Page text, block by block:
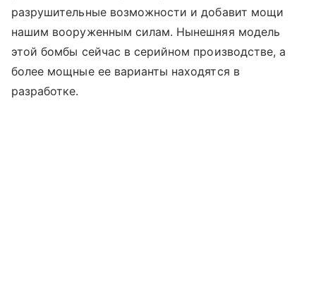
разрушительные возможности и добавит мощи
нашим вооруженным силам. Нынешняя модель
этой бомбы сейчас в серийном производстве, а
более мощные ее варианты находятся в
разработке.